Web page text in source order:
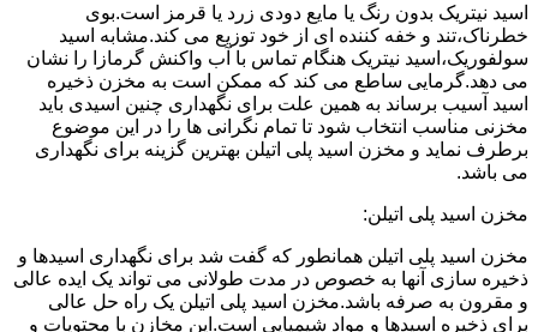
اسید نیتریک بدون رنگ یا مایع دودی زرد یا قرمز است.بوی
خطرناک،تند و خفه کننده ای از خود توزیع می کند.مشابه اسید
سولفوریک،اسید نیتریک هنگام تماس با آب واکنش گرمازا را نشان
می دهد.گرمایی ساطع می کند که ممکن است به مخزن ذخیره
اسید آسیب برساند به همین علت برای نگهداری چنین اسیدی باید
مخزنی مناسب انتخاب شود تا تمام نگرانی ها را در این موضوع
برطرف نماید و مخزن اسید پلی اتیلن بهترین گزینه برای نگهداری
می باشد.
مخزن اسید پلی اتیلن:
مخزن اسید پلی اتیلن همانطور که گفت شد برای نگهداری اسیدها و
ذخیره سازی آنها به خصوص در مدت طولانی می تواند یک ایده عالی
و مقرون به صرفه باشد.مخزن اسید پلی اتیلن یک راه حل عالی
برای ذخیره اسیدها و مواد شیمیایی است.این مخازن با محتویات و